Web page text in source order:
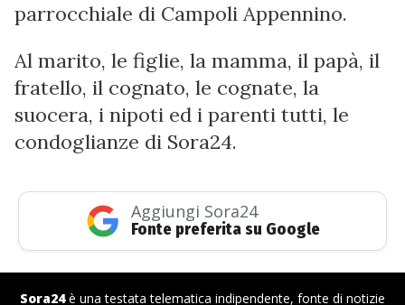
parrocchiale di Campoli Appennino.
Al marito, le figlie, la mamma, il papà, il
fratello, il cognato, le cognate, la
suocera, i nipoti ed i parenti tutti, le
condoglianze di Sora24.
Aggiungi Sora24
Fonte preferita su Google
Sora24è una testata telematica indipendente, fonte di notizie